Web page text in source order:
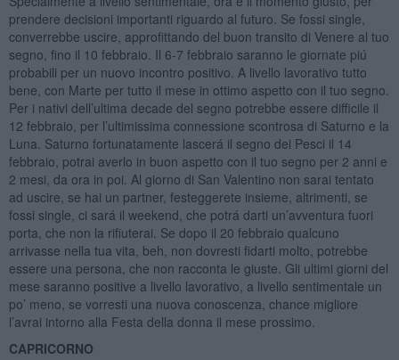
prendere decisioni importanti riguardo al futuro. Se fossi single,
converrebbe uscire, approfittando del buon transito di Venere al tuo
segno, fino il 10 febbraio. Il 6-7 febbraio saranno le giornate piú
probabili per un nuovo incontro positivo. A livello lavorativo tutto
bene, con Marte per tutto il mese in ottimo aspetto con il tuo segno.
Per i nativi dell’ultima decade del segno potrebbe essere difficile il
12 febbraio, per l’ultimissima connessione scontrosa di Saturno e la
Luna. Saturno fortunatamente lascerá il segno dei Pesci il 14
febbraio, potrai averlo in buon aspetto con il tuo segno per 2 anni e
2 mesi, da ora in poi. Al giorno di San Valentino non sarai tentato
ad uscire, se hai un partner, festeggerete insieme, altrimenti, se
fossi single, ci sará il weekend, che potrá darti un’avventura fuori
porta, che non la rifiuterai. Se dopo il 20 febbraio qualcuno
arrivasse nella tua vita, beh, non dovresti fidarti molto, potrebbe
essere una persona, che non racconta le giuste. Gli ultimi giorni del
mese saranno positive a livello lavorativo, a livello sentimentale un
po’ meno, se vorresti una nuova conoscenza, chance migliore
l’avrai intorno alla Festa della donna il mese prossimo.
CAPRICORNO